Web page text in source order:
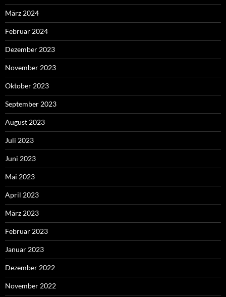
März 2024
Februar 2024
Dezember 2023
November 2023
Oktober 2023
September 2023
August 2023
Juli 2023
Juni 2023
Mai 2023
April 2023
März 2023
Februar 2023
Januar 2023
Dezember 2022
November 2022